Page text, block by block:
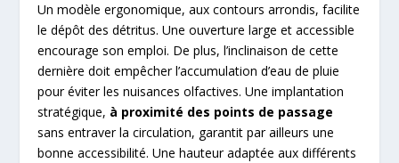
Un modèle ergonomique, aux contours arrondis, facilite
le dépôt des détritus. Une ouverture large et accessible
encourage son emploi. De plus, l’inclinaison de cette
dernière doit empêcher l’accumulation d’eau de pluie
pour éviter les nuisances olfactives. Une implantation
stratégique, à proximité des points de passage
sans entraver la circulation, garantit par ailleurs une
bonne accessibilité. Une hauteur adaptée aux différents